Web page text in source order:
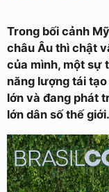
Trong bối cảnh
châu Âu thì chật
của mình, một sự
năng lượng tái
lớn và đang phát
lớn dân số thế giới.